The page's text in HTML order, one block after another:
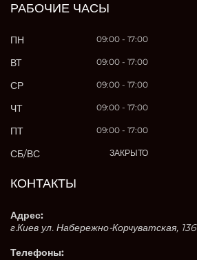
РАБОЧИЕ ЧАСЫ
ПН 09:00 - 17:00
ВТ 09:00 - 17:00
СР 09:00 - 17:00
ЧТ 09:00 - 17:00
ПТ 09:00 - 17:00
СБ/ВС ЗАКРЫТО
КОНТАКТЫ
Адрес:
г.Киев ул. Набережно-Корчуватская, 136
Телефоны: